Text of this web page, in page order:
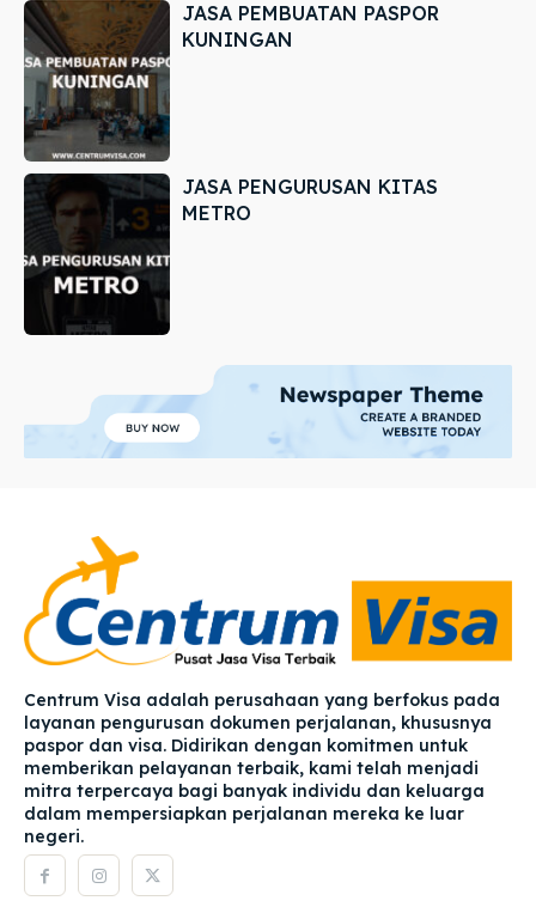
JASA PEMBUATAN PASPOR
KUNINGAN
JASA PENGURUSAN KITAS
METRO
Centrum Visa adalah perusahaan yang berfokus pada
layanan pengurusan dokumen perjalanan, khususnya
paspor dan visa. Didirikan dengan komitmen untuk
memberikan pelayanan terbaik, kami telah menjadi
mitra terpercaya bagi banyak individu dan keluarga
dalam mempersiapkan perjalanan mereka ke luar
negeri.